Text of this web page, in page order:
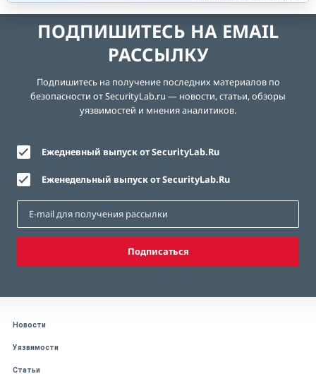
ПОДПИШИТЕСЬ НА EMAIL
РАССЫЛКУ
Подпишитесь на получение последних материалов по
безопасности от SecurityLab.ru — новости, статьи, обзоры
уязвимостей и мнения аналитиков.
Ежедневный выпуск от SecurityLab.Ru
Еженедельный выпуск от SecurityLab.Ru
Подписаться
Новости
Уязвимости
Статьи